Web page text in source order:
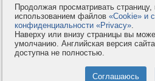
Контакты
Компания
Услуги
Как оплатить
© 2008-2026VMESTE.EU
Продолжая просматривать
использованием файлов «Cookie» и
конфиденциальности «Privacy».
Наверху или внизу страницы вы
умолчанию. Английская версия
доступна не полностью.